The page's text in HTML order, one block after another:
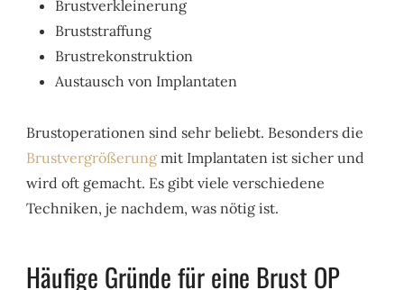
Brustverkleinerung
Bruststraffung
Brustrekonstruktion
Austausch von Implantaten
Brustoperationen sind sehr beliebt. Besonders die
Brustvergrößerung mit Implantaten ist sicher und
wird oft gemacht. Es gibt viele verschiedene
Techniken, je nachdem, was nötig ist.
Häufige Gründe für eine Brust OP